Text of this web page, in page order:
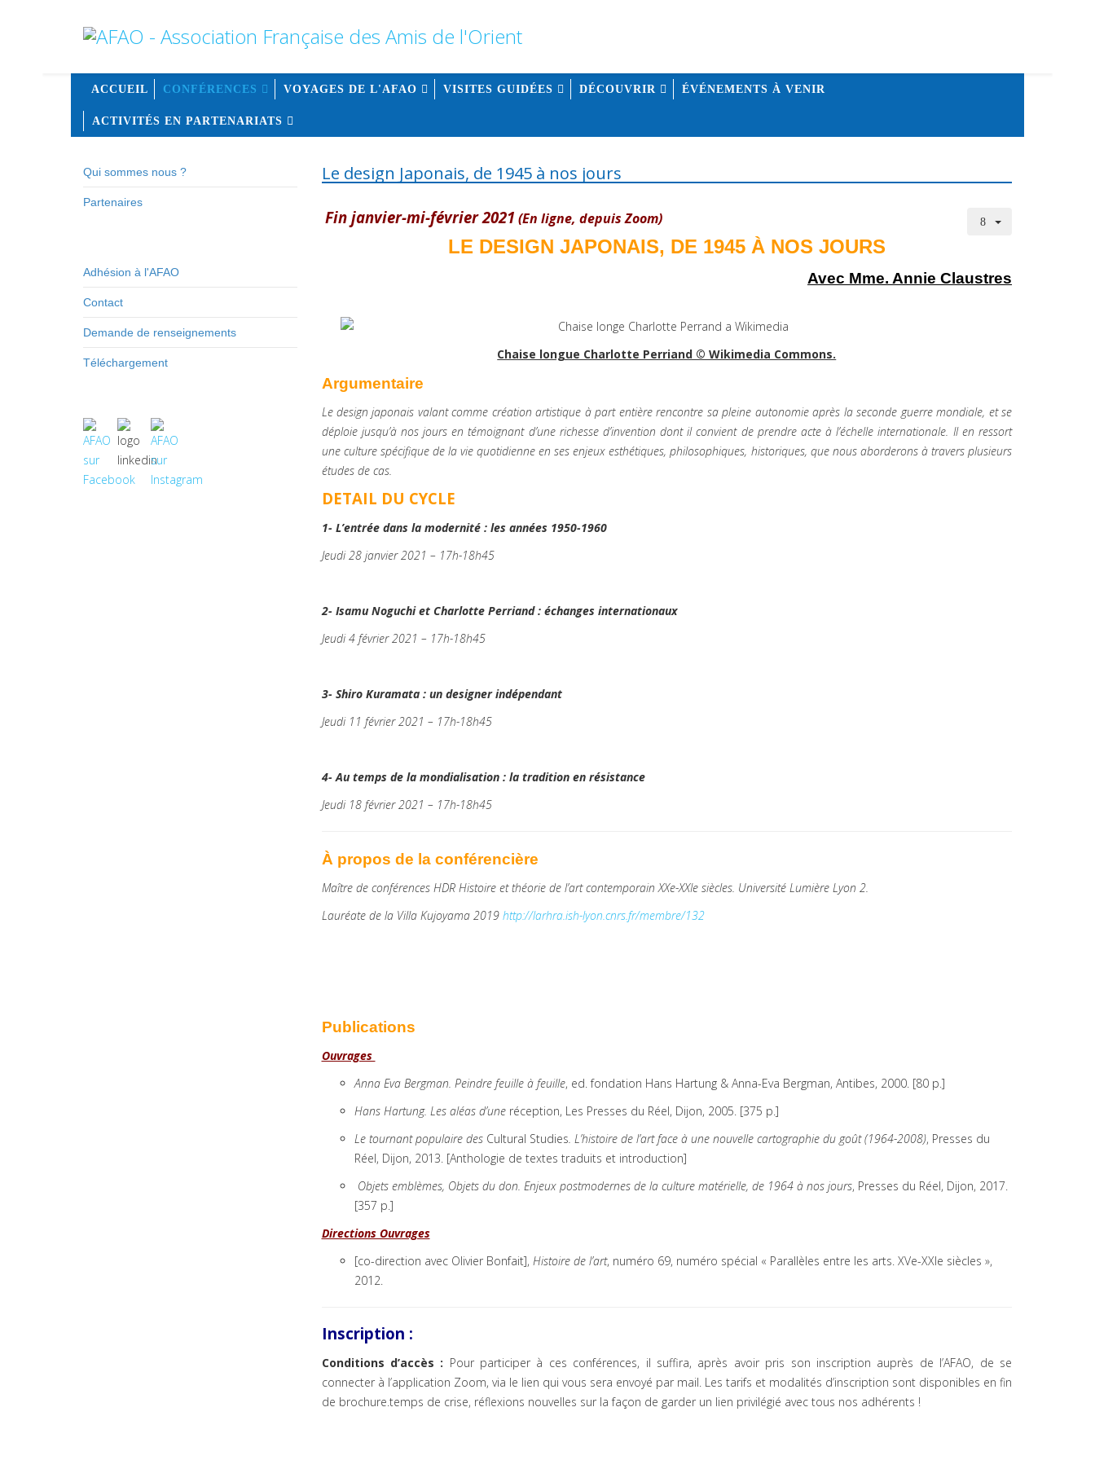
ACCUEIL CONFÉRENCES VOYAGES DE L'AFAO VISITES GUIDÉES DÉCOUVRIR ÉVÉNEMENTS À VENIR
ACTIVITÉS EN PARTENARIATS
Qui sommes nous ?
Partenaires
Adhésion à l'AFAO
Contact
Demande de renseignements
Téléchargement
Le design Japonais, de 1945 à nos jours
Fin janvier-mi-février 2021 (En ligne, depuis Zoom)
LE DESIGN JAPONAIS, DE 1945 À NOS JOURS
Avec Mme. Annie Claustres
Chaise longue Charlotte Perriand © Wikimedia Commons.
Argumentaire
Le design japonais valant comme création artistique à part entière rencontre sa pleine autonomie après la seconde guerre mondiale, et se
déploie jusqu’à nos jours en témoignant d’une richesse d’invention dont il convient de prendre acte à l’échelle internationale. Il en ressort
une culture spécifique de la vie quotidienne en ses enjeux esthétiques, philosophiques, historiques, que nous aborderons à travers plusieurs
études de cas.
DETAIL DU CYCLE
1- L’entrée dans la modernité : les années 1950-1960
Jeudi 28 janvier 2021 – 17h-18h45
2- Isamu Noguchi et Charlotte Perriand : échanges internationaux
Jeudi 4 février 2021 – 17h-18h45
3- Shiro Kuramata : un designer indépendant
Jeudi 11 février 2021 – 17h-18h45
4- Au temps de la mondialisation : la tradition en résistance
Jeudi 18 février 2021 – 17h-18h45
À propos de la conférencière
Maître de conférences HDR Histoire et théorie de l’art contemporain XXe-XXIe siècles. Université Lumière Lyon 2.
Lauréate de la Villa Kujoyama 2019 http://larhra.ish-lyon.cnrs.fr/membre/132
Publications
Ouvrages
Anna Eva Bergman. Peindre feuille à feuille, ed. fondation Hans Hartung & Anna-Eva Bergman, Antibes, 2000. [80 p.]
Hans Hartung. Les aléas d’une réception, Les Presses du Réel, Dijon, 2005. [375 p.]
Le tournant populaire des Cultural Studies. L’histoire de l’art face à une nouvelle cartographie du goût (1964-2008), Presses du
Réel, Dijon, 2013. [Anthologie de textes traduits et introduction]
Objets emblèmes, Objets du don. Enjeux postmodernes de la culture matérielle, de 1964 à nos jours, Presses du Réel, Dijon, 2017.
[357 p.]
Directions Ouvrages
[co-direction avec Olivier Bonfait], Histoire de l’art, numéro 69, numéro spécial « Parallèles entre les arts. XVe-XXIe siècles »,
2012.
Inscription :
Conditions d’accès : Pour participer à ces conférences, il suffira, après avoir pris son inscription auprès de l’AFAO, de se
connecter à l’application Zoom, via le lien qui vous sera envoyé par mail. Les tarifs et modalités d’inscription sont disponibles en fin
de brochure.temps de crise, réflexions nouvelles sur la façon de garder un lien privilégié avec tous nos adhérents !